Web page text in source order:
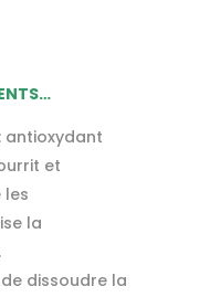
: antioxydant
et
les
la
dissoudre la